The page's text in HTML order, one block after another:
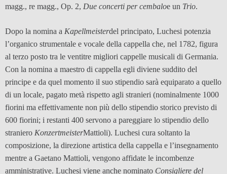
magg., re magg., Op. 2, Due concerti per cembaloe un Trio.
Dopo la nomina a Kapellmeisterdel principato, Luchesi potenzia
l’organico strumentale e vocale della cappella che, nel 1782, figura
al terzo posto tra le ventitre migliori cappelle musicali di Germania.
Con la nomina a maestro di cappella egli diviene suddito del
principe e da quel momento il suo stipendio sarà equiparato a quello
di un locale, pagato metà rispetto agli stranieri (nominalmente 1000
fiorini ma effettivamente non più dello stipendio storico previsto di
600 fiorini; i restanti 400 servono a pareggiare lo stipendio dello
straniero KonzertmeisterMattioli). Luchesi cura soltanto la
composizione, la direzione artistica della cappella e l’insegnamento
mentre a Gaetano Mattioli, vengono affidate le incombenze
amministrative. Luchesi viene anche nominato Consigliere del